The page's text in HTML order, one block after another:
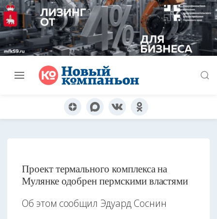
Проект термального комплекса на
Мулянке одобрен пермскими властями
Об этом сообщил Эдуард Соснин